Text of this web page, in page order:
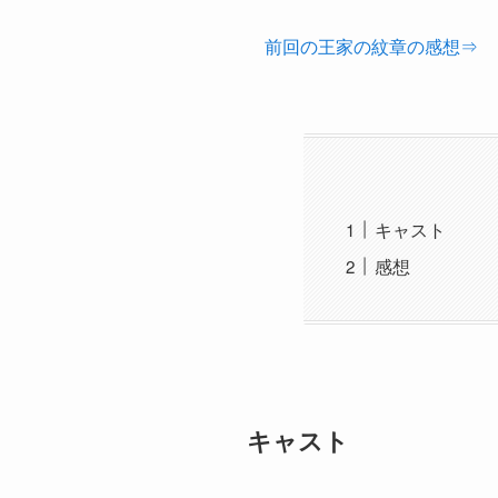
前回の王家の紋章の感想⇒
キャスト
感想
キャスト